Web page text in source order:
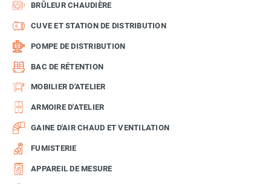
BRÛLEUR CHAUDIÈRE
CUVE ET STATION DE DISTRIBUTION
POMPE DE DISTRIBUTION
BAC DE RÉTENTION
MOBILIER D'ATELIER
ARMOIRE D'ATELIER
GAINE D'AIR CHAUD ET VENTILATION
FUMISTERIE
APPAREIL DE MESURE